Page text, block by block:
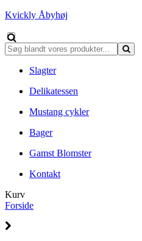
Kvickly Åbyhøj
Slagter
Delikatessen
Mustang cykler
Bager
Gamst Blomster
Kontakt
Kurv
Forside